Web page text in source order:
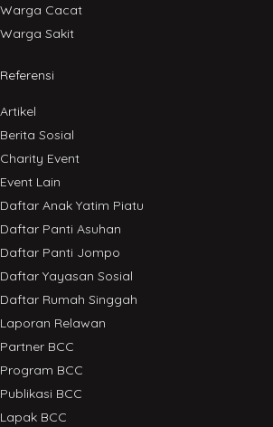
Warga Cacat
Warga Sakit
Referensi
Artikel
Berita Sosial
Charity Event
Event Lain
Daftar Anak Yatim Piatu
Daftar Panti Asuhan
Daftar Panti Jompo
Daftar Yayasan Sosial
Daftar Rumah Singgah
Laporan Relawan
Partner BCC
Program BCC
Publikasi BCC
Lapak BCC